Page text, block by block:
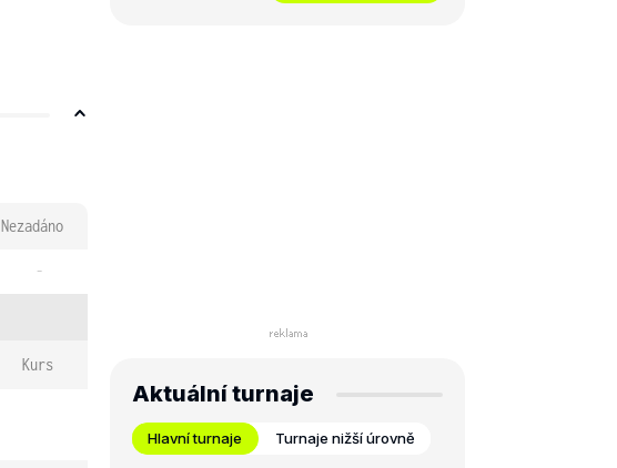
Nezadáno
-
Kurs
Aktuální turnaje
Hlavní turnaje Turnaje nižší úrovně